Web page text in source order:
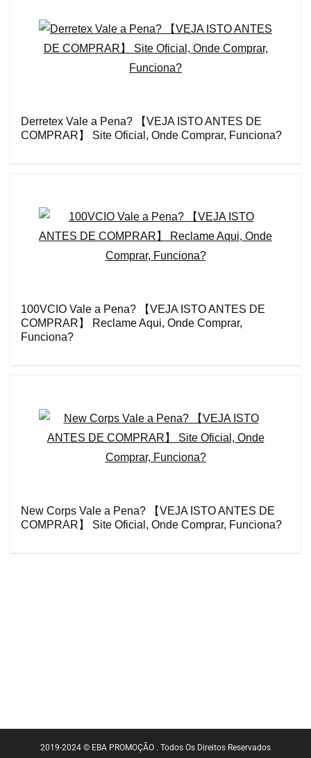
Derretex Vale a Pena? 【VEJA ISTO ANTES DE
COMPRAR】 Site Oficial, Onde Comprar, Funciona?
100VCIO Vale a Pena? 【VEJA ISTO ANTES DE
COMPRAR】 Reclame Aqui, Onde Comprar,
Funciona?
New Corps Vale a Pena? 【VEJA ISTO ANTES DE
COMPRAR】 Site Oficial, Onde Comprar, Funciona?
2019-2024 © EBA PROMOÇÃO . Todos Os Direitos Reservados